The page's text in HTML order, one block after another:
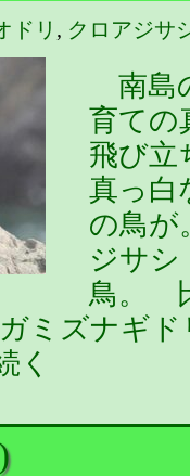
ドリ , クロアジサ
南島
育ての
飛び立
真っ白
の鳥が
ジサ
鳥。
ガミズナギ
く